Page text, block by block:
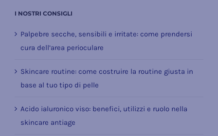
I NOSTRI CONSIGLI
Palpebre secche, sensibili e irritate: come prendersi
cura dell’area perioculare
Skincare routine: come costruire la routine giusta in
base al tuo tipo di pelle
Acido ialuronico viso: benefici, utilizzi e ruolo nella
skincare antiage